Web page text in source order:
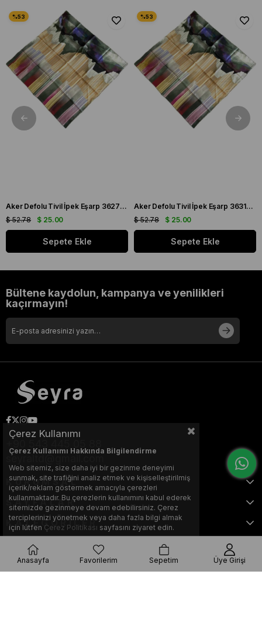
Aker Defolu Tivil İpek Eşarp 36275 Yeşil Karışık Desen
$ 25.00
$ 52.78
Sepete Ekle
Aker Defolu Tivil İpek Eşarp 36312 Yeşil Karışık Desen
$ 25.00
$ 52.78
Sepete Ekle
Bültene kaydolun, kampanya ve yenilikleri
kaçırmayın!
seyraltd@gmail.com
KURUMSAL
SAYFALAR
KATEGORİLER
Bu web sitesi, Nihat KILIÇARSLAN tarafından tasarlanmış ve optimize
Çerez Kullanımı
Çerez Kullanımı Hakkında Bilgilendirme
Web sitemiz, size daha iyi bir gezinme deneyimi
sunmak, site trafiğini analiz etmek ve kişiselleştirilmiş
içerik/reklam göstermek amacıyla çerezleri
kullanmaktadır. Bu çerezlerin kullanımını kabul ederek
sitemizde gezinmeye devam edebilirsiniz. Çerez
terciplerinizi yönetmek veya daha fazla bilgi almak
için lütfen Çerez Politikası sayfasını ziyaret edin.
Anasayfa Favorilerim Sepetim Üye Girişi